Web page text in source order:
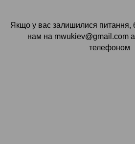
Якщо у вас залишилися питання,
нам на mwukiev@gmail.com
телефоном